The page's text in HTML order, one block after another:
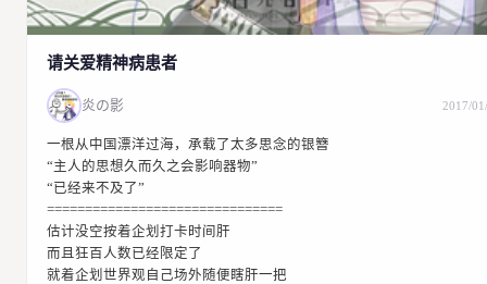
请关爱精神病患者
炎の影 2017/
一根从中国漂洋过海，承载了太多思念的银簪
“主人的思想久而久之会影响器物”
“已经来不及了”
===============================
估计没空按着企划打卡时间肝
而且狂百人数已经限定了
就着企划世界观自己场外随便瞎肝一把